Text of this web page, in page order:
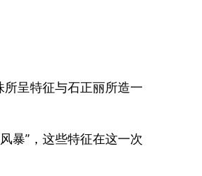
呈特征与石正丽所造一
暴”，这些特征在这一次